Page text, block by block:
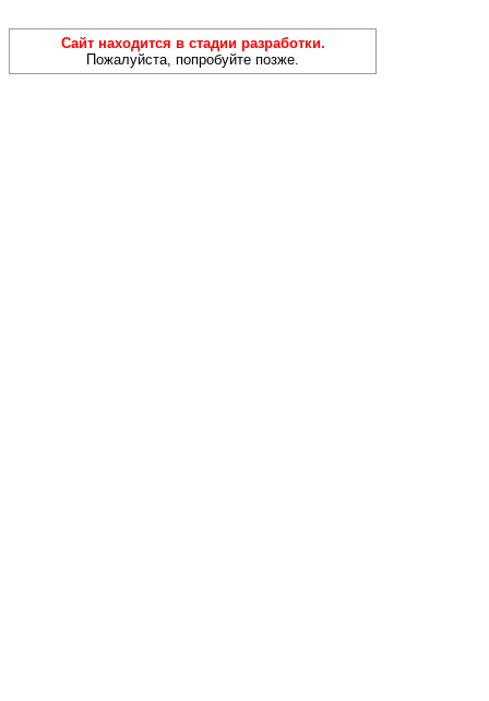
Сайт находится в стадии разработки.
Пожалуйста, попробуйте позже.